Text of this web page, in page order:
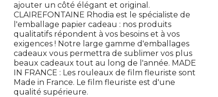
ajouter un côté élégant et original.
CLAIREFONTAINE Rhodia est le spécialiste de
l'emballage papier cadeau : nos produits
qualitatifs répondent à vos besoins et à vos
exigences ! Notre large gamme d'emballages
cadeaux vous permettra de sublimer vos plus
beaux cadeaux tout au long de l'année. MADE
IN FRANCE : Les rouleaux de film fleuriste sont
Made in France. Le film fleuriste est d'une
qualité supérieure.